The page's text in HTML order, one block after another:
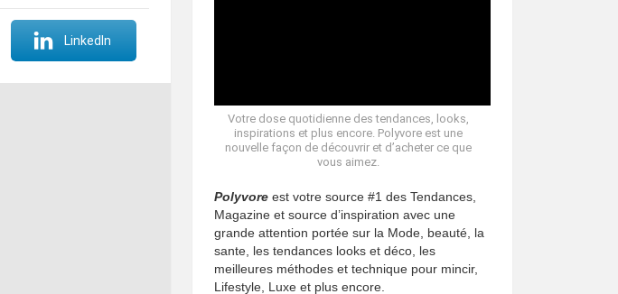
LinkedIn
Votre dose quotidienne des tendances, looks,
inspirations et plus encore. Polyvore est une
nouvelle façon de découvrir et d’acheter ce que
vous aimez.
Polyvore est votre source #1 des Tendances,
Magazine et source d’inspiration avec une
grande attention portée sur la Mode, beauté, la
sante, les tendances looks et déco, les
meilleures méthodes et technique pour mincir,
Lifestyle, Luxe et plus encore.